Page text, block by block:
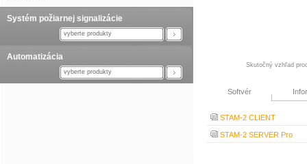
Systém požiarnej signalizácie
vyberte produkty
Automatizácia
vyberte produkty
Skutočný vzhľad
Softvér
STAM-2 CLIENT
STAM-2 SERVER Pro